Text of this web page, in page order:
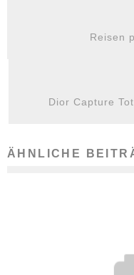
Reisen
Dior Capture
ÄHNLICHE